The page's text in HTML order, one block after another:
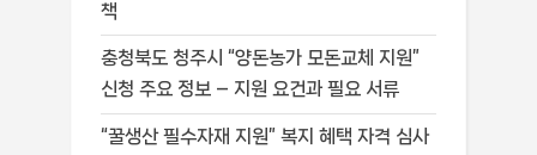
책
충청북도 청주시 “양돈농가 모돈교체 지원”
신청 주요 정보 – 지원 요건과 필요 서류
“꿀생산 필수자재 지원” 복지 혜택 자격 심사